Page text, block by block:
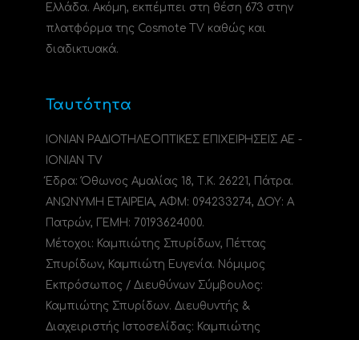
Ελλάδα. Ακόμη, εκπέμπει στη θέση 673 στην
πλατφόρμα της Cosmote TV καθώς και
διαδικτυακά.
Ταυτότητα
ΙΟΝΙΑΝ ΡΑΔΙΟΤΗΛΕΟΠΤΙΚΕΣ ΕΠΙΧΕΙΡΗΣΕΙΣ ΑΕ -
IONIAN TV
Έδρα: Όθωνος Αμαλίας 18, Τ.Κ. 26221, Πάτρα.
ΑΝΩΝΥΜΗ ΕΤΑΙΡΕΙΑ, ΑΦΜ: 094233274, ΔΟΥ: A
Πατρών, ΓΕΜΗ: 70193624000.
Μέτοχοι: Καμπιώτης Σπυρίδων, Πέττας
Σπυρίδων, Καμπιώτη Ευγενία. Νόμιμος
Εκπρόσωπος / Διευθύνων Σύμβουλος:
Καμπιώτης Σπυρίδων. Διευθυντής &
Διαχειριστής Ιστοσελίδας: Καμπιώτης